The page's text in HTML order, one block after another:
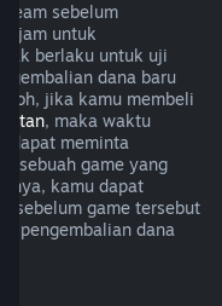
sebelum
jam untuk
berlaku untuk uji
dana baru
jika kamu membeli
, maka waktu
dapat meminta
sebuah game yang
kamu dapat
sebelum game tersebut
pengembalian dana